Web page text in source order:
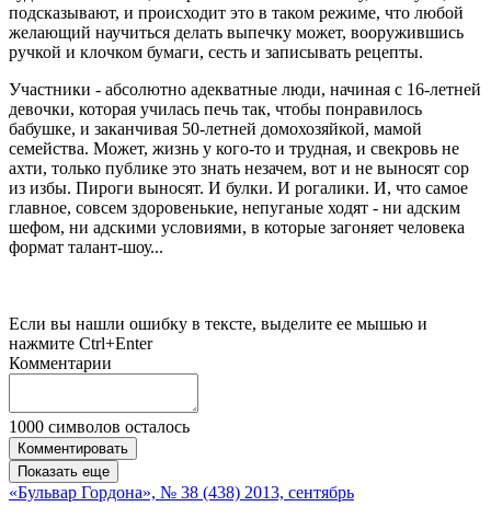
подсказывают, и происходит это в таком режиме, что любой
желающий научиться делать выпечку может, вооружившись
ручкой и клочком бумаги, сесть и записывать рецепты.
Участники - абсолютно адекватные люди, начиная с 16-летней
девочки, которая училась печь так, чтобы понравилось
бабушке, и заканчивая 50-летней домохозяйкой, мамой
семейства. Может, жизнь у кого-то и трудная, и свекровь не
ахти, только публике это знать незачем, вот и не выносят сор
из избы. Пироги выносят. И булки. И рогалики. И, что самое
главное, совсем здоровенькие, непуганые ходят - ни адским
шефом, ни адскими условиями, в которые загоняет человека
формат талант-шоу...
Если вы нашли ошибку в тексте, выделите ее мышью и
нажмите Ctrl+Enter
Комментарии
1000 символов осталось
Комментировать
Показать еще
«Бульвар Гордона», № 38 (438) 2013, сентябрь